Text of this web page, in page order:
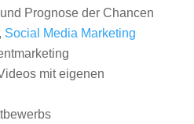
Prognose der Chancen
, Social Media Marketing
mit eigenen